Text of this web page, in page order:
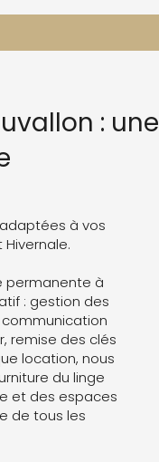
: une
à vos
Hivernale.
permanente à
: gestion des
remise des clés
location, nous
du linge
et des espaces
de tous les